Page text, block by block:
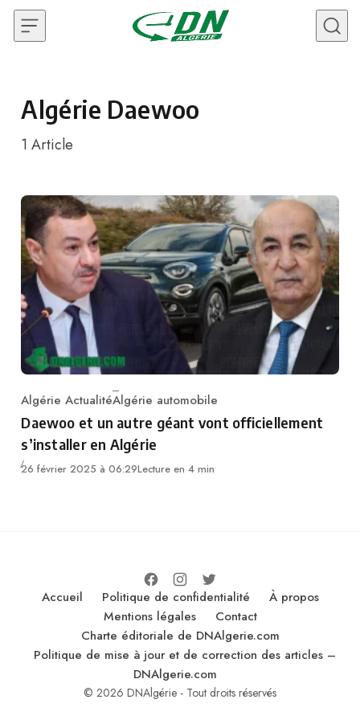
Skip to content
Algérie Daewoo
1 Article
Category
Algérie ActualitéAlgérie automobile
Daewoo et un autre géant vont officiellement
s’installer en Algérie
26 février 2025 à 06:29Lecture en 4 min
Accueil Politique de confidentialité
À propos
Mentions légales
Contact
Charte éditoriale de DNAlgerie.com
Politique de mise à jour et de correction des articles –
DNAlgerie.com
© 2026 DNAlgérie - Tout droits réservés